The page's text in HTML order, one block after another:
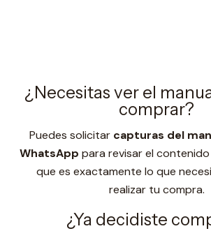
¿Necesitas ver el
comprar?
Puedes solicitar capturas del
WhatsApp para revisar el
que es exactamente lo que
realizar tu compra.
¿Ya decidiste